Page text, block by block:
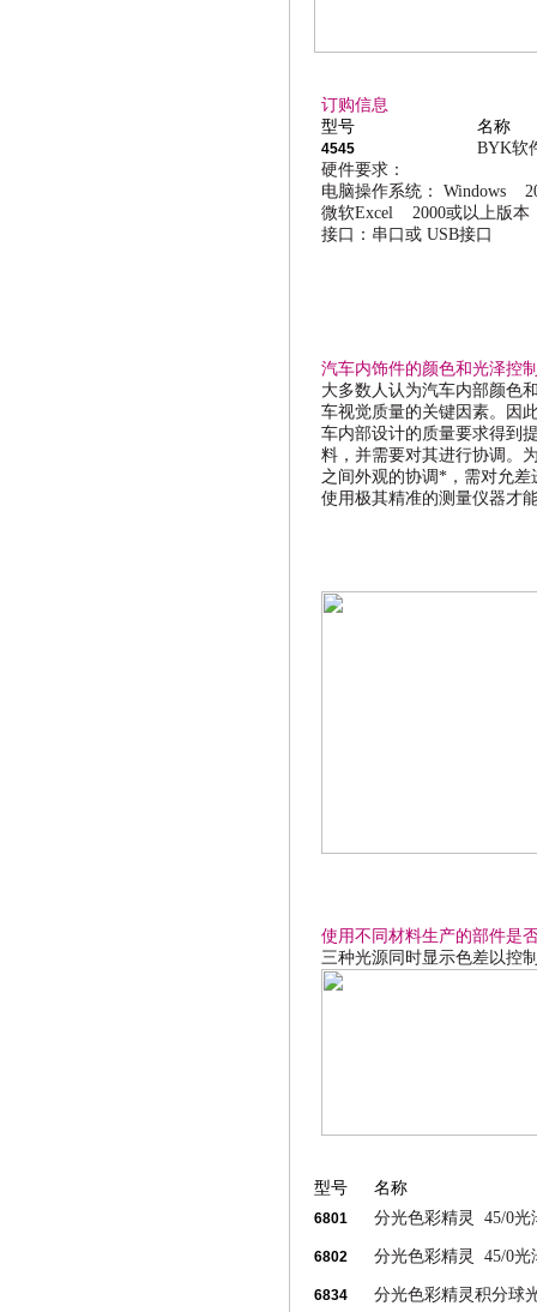
订购信息
型号
名称
4545 BYK软
硬件要求：
电脑操作系统： Windows
微软Excel 2000或以上版
接口：串口或 USB接口
汽车内饰件的颜色和光泽控
大多数人认为汽车内部颜色
车视觉质量的关键因素。因
车内部设计的质量要求得到
料，并需要对其进行协调。
之间外观的协调*，需对允差
使用极其精准的测量仪器才
使用不同材料生产的部件是
三种光源同时显示色差以控
型号 名称
6801 分光色彩精灵 45/0光
6802 分光色彩精灵 45/0光
6834 分光色彩精灵积分球